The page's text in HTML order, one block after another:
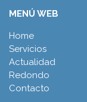
MENÚ WEB
Home
Servicios
Actualidad
Redondo
Contacto